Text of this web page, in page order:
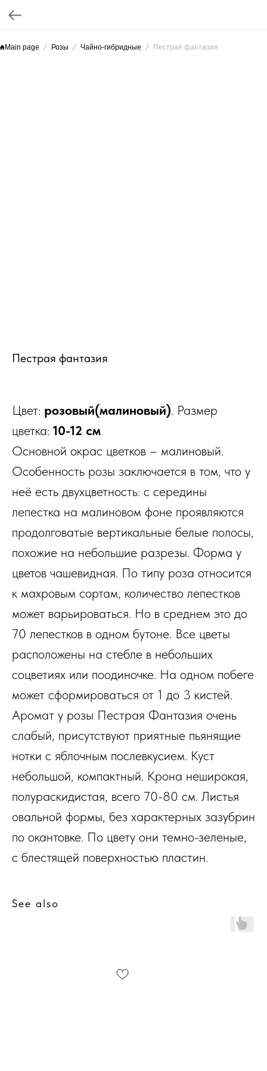
Main page Розы Чайно-гибридные Пестрая фантазия
Пестрая фантазия
Цвет: розовый(малиновый). Размер
цветка: 10-12 см
Основной окрас цветков – малиновый.
Особенность розы заключается в том, что у
неё есть двухцветность: с середины
лепестка на малиновом фоне проявляются
продолговатые вертикальные белые полосы,
похожие на небольшие разрезы. Форма у
цветов чашевидная. По типу роза относится
к махровым сортам, количество лепестков
может варьироваться. Но в среднем это до
70 лепестков в одном бутоне. Все цветы
расположены на стебле в небольших
соцветиях или поодиночке. На одном побеге
может сформироваться от 1 до 3 кистей.
Аромат у розы Пестрая Фантазия очень
слабый, присутствуют приятные пьянящие
нотки с яблочным послевкусием. Куст
небольшой, компактный. Крона неширокая,
полураскидистая, всего 70-80 см. Листья
овальной формы, без характерных зазубрин
по окантовке. По цвету они темно-зеленые,
с блестящей поверхностью пластин.
See also